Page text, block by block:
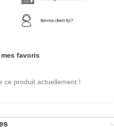
favoris
ce produit actuellement !